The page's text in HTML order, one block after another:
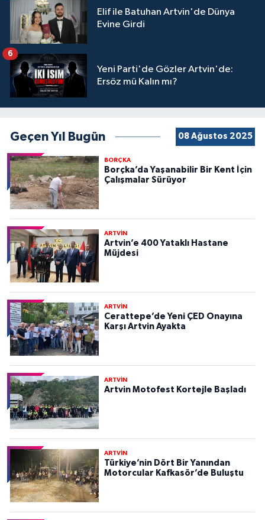
Elif ile Batuhan Artvin'de Dünya
Evine Girdi
Yeni Parti'de Gözler Artvin'de:
Ersöz mü Kalın mı?
6
Geçen Yıl Bugün 08 Ağustos 2025
BORÇKA
Borçka’da Yaşanabilir Bir Kent İçin
Çalışmalar Sürüyor
ARTVİN
Artvin’e 400 Yataklı Hastane
Müjdesi
ARTVİN
Cerattepe’de Yeni ÇED Onayına
Karşı Artvin Ayakta
ARTVİN
Artvin Motofest Kortejle Başladı
ARTVİN
Türkiye’nin Dört Bir Yanından
Motorcular Kafkasör’de Buluştu